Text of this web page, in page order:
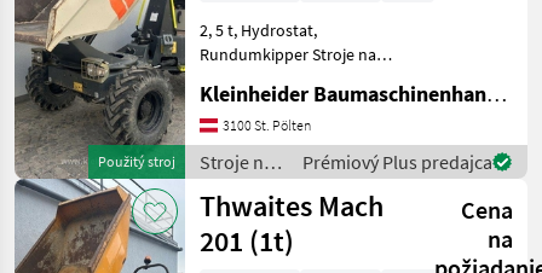
Použitý stroj
2, 5 t, Hydrostat,
Rundumkipper Stroje na
Kleinheider Baumaschinenhandel GmbH.
3100 St. Pölten
Stroje na
stavbu /
Mecalac
Prémiový Plus predajca
Thwaites Mach
201 (1t)
Cena
na